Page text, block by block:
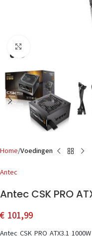
Home Voedingen
Antec
Antec CSK PRO
€ 101,99
Antec CSK PRO ATX3.1 1000W